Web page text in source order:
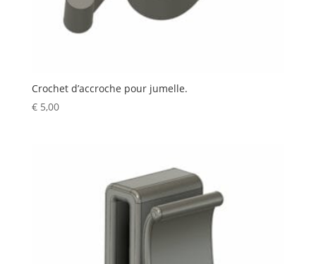
Crochet d’accroche pour jumelle.
€5,00